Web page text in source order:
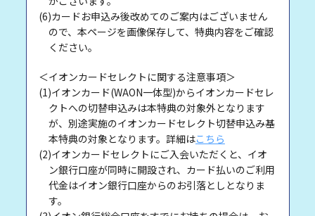
(6)カードお申込み後改めてのご案内はございません
ので、本ページを画像保存して、特典内容をご確認
ください。
＜イオンカードセレクトに関する注意事項＞
(1)イオンカード(WAON一体型)からイオンカードセレ
クトへの切替申込みは本特典の対象外となります
が、別途実施のイオンカードセレクト切替申込み基
本特典の対象となります。詳細はこちら
(2)イオンカードセレクトにご入会いただくと、イオ
ン銀行口座が同時に開設され、カード払いのご利用
代金はイオン銀行口座からのお引落としとなりま
す。